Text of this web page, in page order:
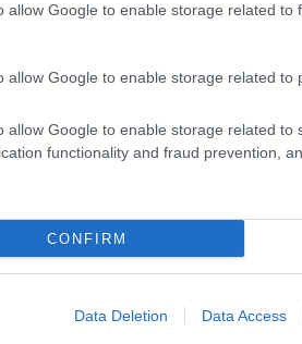
allow Google to enable storage related to
allow Google to enable storage related to
allow Google to enable storage related to
functionality and fraud prevention,
CONFIRM
Data Deletion Data Access
tesztelünk, de most
megelőzve legfőbb riválisát,
aki világbajnoki
Norris számára ez a siker